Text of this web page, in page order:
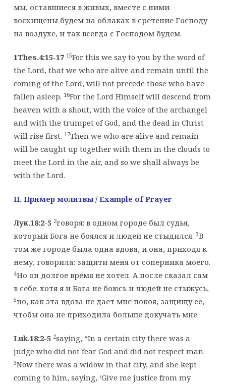
мы, оставшиеся в живых, вместе с ними
восхищены будем на облаках в сретение Господу
на воздухе, и так всегда с Господом будем.
1Thes.4:15-17 15For this we say to you by the word of
the Lord, that we who are alive and remain until the
coming of the Lord, will not precede those who have
fallen asleep. 16For the Lord Himself will descend from
heaven with a shout, with the voice of the archangel
and with the trumpet of God, and the dead in Christ
will rise first. 17Then we who are alive and remain
will be caught up together with them in the clouds to
meet the Lord in the air, and so we shall always be
with the Lord.
II. Пример молитвы/ Example of Prayer
Лук.18:2-5 2говоря: в одном городе был судья,
который Бога не боялся и людей не стыдился. 3В
том же городе была одна вдова, и она, приходя к
нему, говорила: защити меня от соперника моего.
4Но он долгое время не хотел. А после сказал сам
в себе: хотя я и Бога не боюсь и людей не стыжусь,
5но, как эта вдова не дает мне покоя, защищу ее,
чтобы она не приходила больше докучать мне.
Luk.18:2-5 2saying, “In a certain city there was a
judge who did not fear God and did not respect man.
3Now there was a widow in that city, and she kept
coming to him, saying, ‘Give me justice from my